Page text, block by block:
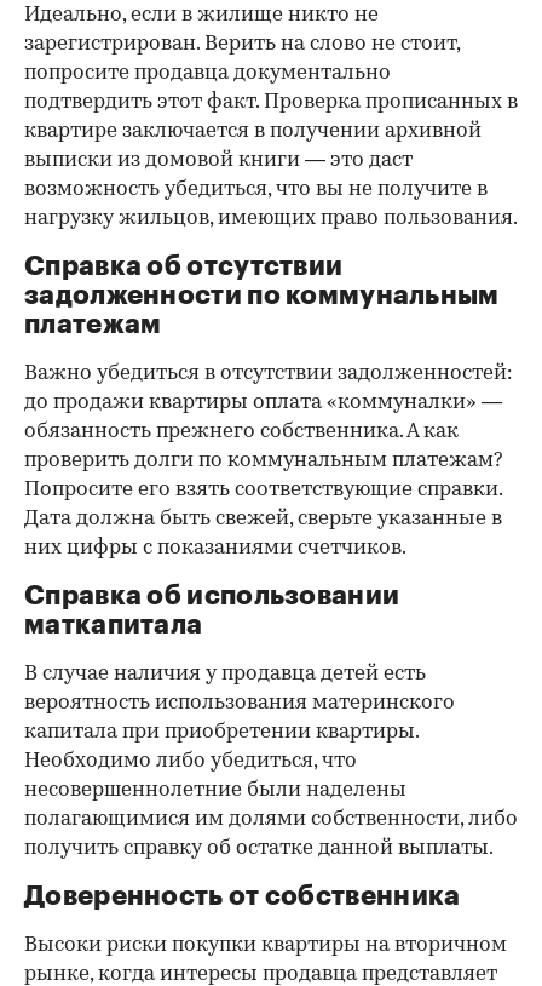
Идеально, если в жилище никто не
зарегистрирован. Верить на слово не стоит,
попросите продавца документально
подтвердить этот факт. Проверка прописанных в
квартире заключается в получении архивной
выписки из домовой книги — это даст
возможность убедиться, что вы не получите в
нагрузку жильцов, имеющих право пользования.
Справка об отсутствии
задолженности по коммунальным
платежам
Важно убедиться в отсутствии задолженностей:
до продажи квартиры оплата «коммуналки» —
обязанность прежнего собственника. А как
проверить долги по коммунальным платежам?
Попросите его взять соответствующие справки.
Дата должна быть свежей, сверьте указанные в
них цифры с показаниями счетчиков.
Справка об использовании
маткапитала
В случае наличия у продавца детей есть
вероятность использования материнского
капитала при приобретении квартиры.
Необходимо либо убедиться, что
несовершеннолетние были наделены
полагающимися им долями собственности, либо
получить справку об остатке данной выплаты.
Доверенность от собственника
Высоки риски покупки квартиры на вторичном
рынке, когда интересы продавца представляет